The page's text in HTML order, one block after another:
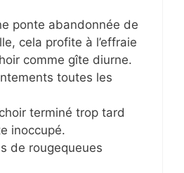
ponte abandonnée de
cela profite à l’effraie
comme gîte diurne.
toutes les
terminé trop tard
inoccupé.
de rougequeues